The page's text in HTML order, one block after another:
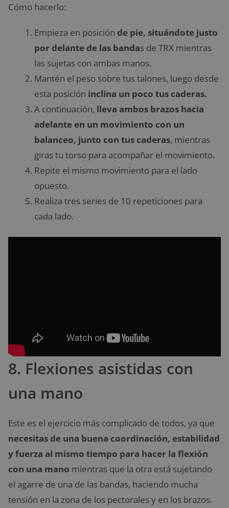
Cómo hacerlo:
Empieza en posición de pie, situándote justo
por delante de las bandas de TRX mientras
las sujetas con ambas manos.
Mantén el peso sobre tus talones, luego desde
esta posición inclina un poco tus caderas.
A continuación, lleva ambos brazos hacia
adelante en un movimiento con un
balanceo, junto con tus caderas, mientras
giras tu torso para acompañar el movimiento.
Repite el mismo movimiento para el lado
opuesto.
Realiza tres series de 10 repeticiones para
cada lado.
8. Flexiones asistidas con
una mano
Este es el ejercicio más complicado de todos, ya que
necesitas de una buena coordinación, estabilidad
y fuerza al mismo tiempo para hacer la flexión
con una mano mientras que la otra está sujetando
el agarre de una de las bandas, haciendo mucha
tensión en la zona de los pectorales y en los brazos.